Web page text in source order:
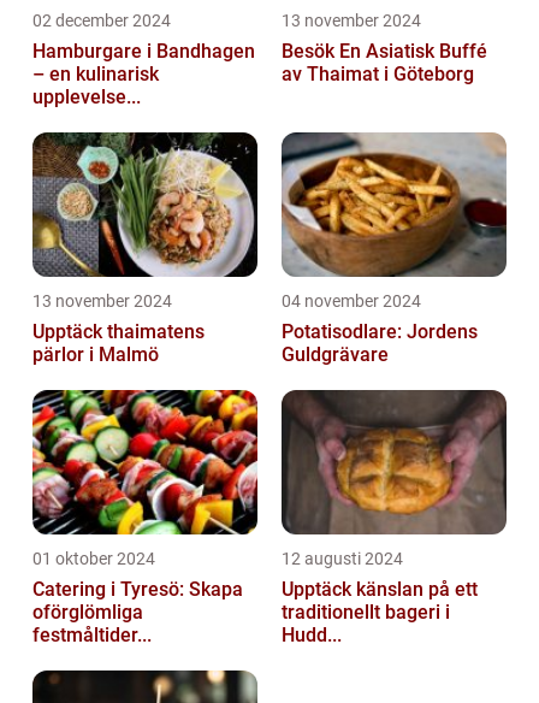
02 december 2024
Hamburgare i Bandhagen
– en kulinarisk
upplevelse...
13 november 2024
Besök En Asiatisk Buffé
av Thaimat i Göteborg
13 november 2024
Upptäck thaimatens
pärlor i Malmö
04 november 2024
Potatisodlare: Jordens
Guldgrävare
01 oktober 2024
Catering i Tyresö: Skapa
oförglömliga
festmåltider...
12 augusti 2024
Upptäck känslan på ett
traditionellt bageri i
Hudd...